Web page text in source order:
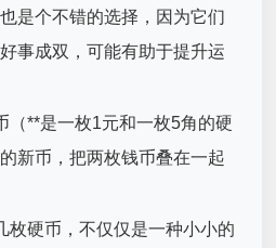
是个不错的选择，因为它们
事成双，可能有助于提升运
（**是一枚1元和一枚5角的硬
新币，把两枚钱币叠在一起
枚硬币，不仅仅是一种小小的